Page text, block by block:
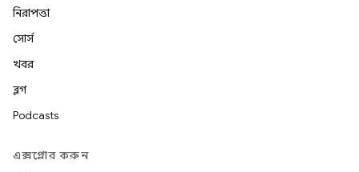
নিরাপত্তা
সোর্স
খবর
ব্লগ
Podcasts
এক্সপ্লোর করুন